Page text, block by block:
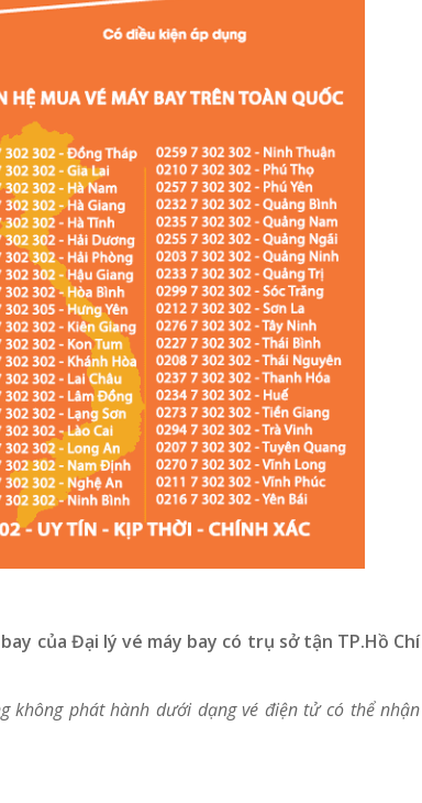
của Đại lý vé máy bay có trụ sở tận TP.Hồ Chí
không phát hành dưới dạng vé điện tử có thể nhận